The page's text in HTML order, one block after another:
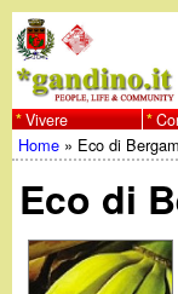
al
w
w
w
Vivere
Tu
sei
qui
Home » Eco di
Eco di